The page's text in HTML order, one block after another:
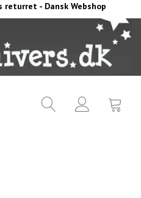
returret - Dansk Webshop